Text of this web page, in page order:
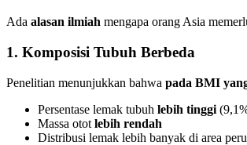
Ada alasan ilmiah mengapa orang Asia
1. Komposisi Tubuh Berbeda
Penelitian menunjukkan bahwa pada BMI
Persentase lemak tubuh lebih tinggi
Massa otot lebih rendah
Distribusi lemak lebih banyak di area